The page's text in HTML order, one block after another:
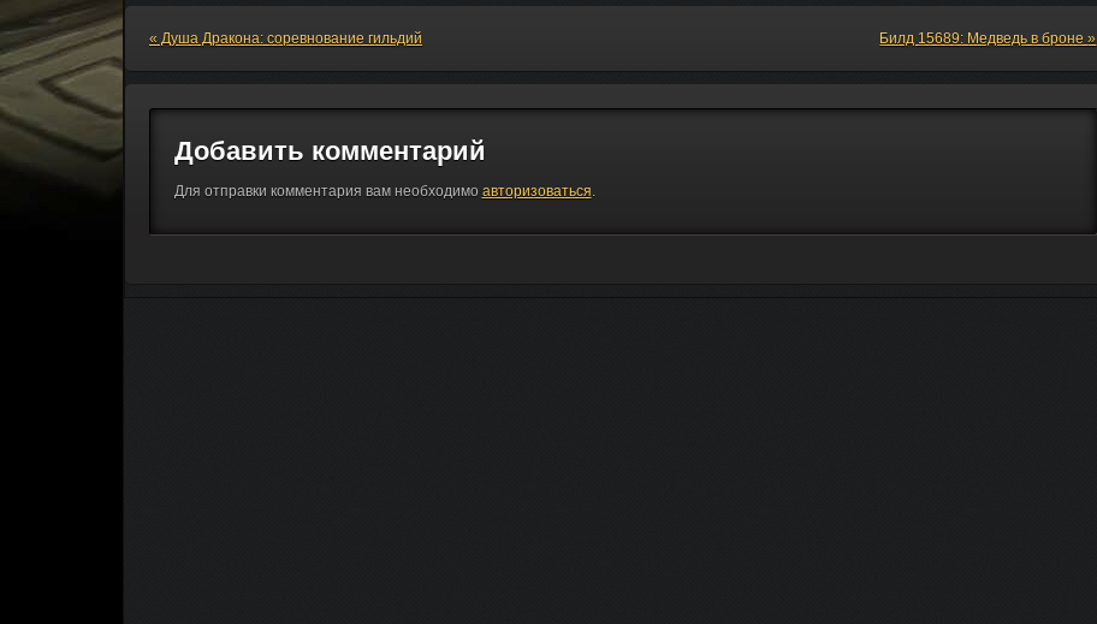
« Душа Дракона: соревнование гильдий Билд 15689: Медведь в броне»
Добавить комментарий
Для отправки комментария вам необходимо авторизоваться